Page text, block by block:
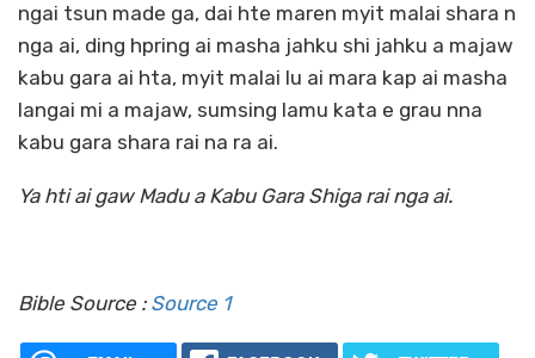
ngai tsun made ga, dai hte maren myit malai shara n
nga ai, ding hpring ai masha jahku shi jahku a majaw
kabu gara ai hta, myit malai lu ai mara kap ai masha
langai mi a majaw, sumsing lamu kata e grau nna
kabu gara shara rai na ra ai.
Ya hti ai gaw Madu a Kabu Gara Shiga rai nga ai.
Bible Source : Source 1